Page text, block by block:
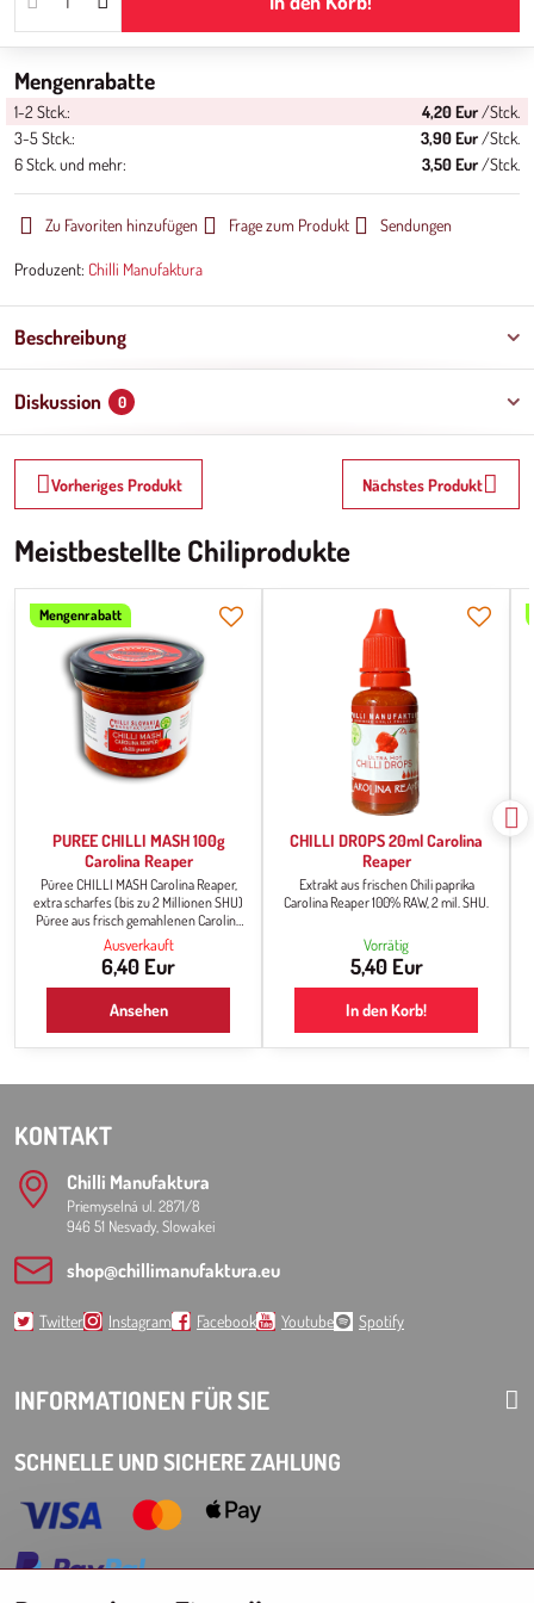
Mengenrabatte
1-2 Stck.: 4,20 Eur /Stck.
3-5Stck.: 3,90 Eur /Stck.
6Stck. und mehr: 3,50 Eur /Stck.
Zu Favoriten hinzufügen Frage zum Produkt Sendungen
Produzent: Chilli Manufaktura
Beschreibung
Diskussion 0
Vorheriges Produkt Nächstes Produkt
Meistbestellte Chiliprodukte
Mengenrabatt
PUREE CHILLI MASH 100g
Carolina Reaper
Püree CHILLI MASH Carolina Reaper,
extra scharfes (bis zu 2 Millionen SHU)
Püree aus frisch gemahlenen Carolina
Reaper Paprika. Die Konsistenz ist
dünnflüssig, matschig. Es dient als Chili-
Basis für die Weiterverarbeitung und
Zubereitung von scharfen Snacks, es ist
die Grundlage für Chili-Saucen, und
versuchen wollten, Ihre eigene scharfe
Ausverkauft
6,40 Eur
Ansehen
CHILLI DROPS 20ml Carolina
Reaper
Extrakt aus frischen Chili paprika
Carolina Reaper 100% RAW, 2 mil. SHU.
Vorrätig
5,40 Eur
In den Korb!
KONTAKT
Chilli Manufaktura
Priemyselná ul. 2871/8
946 51 Nesvady, Slowakei
shop​@chillimanufaktura​.eu
Twitter Instagram Facebook Youtube Spotify
INFORMATIONEN FÜR SIE
SCHNELLE UND SICHERE ZAHLUNG